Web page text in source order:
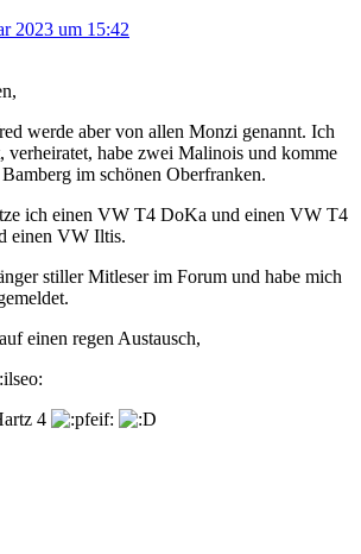
2023 um 15:42
werde aber von allen Monzi genannt. Ich
verheiratet, habe zwei Malinois und komme
im schönen Oberfranken.
ich einen VW T4 DoKa und einen VW T4
einen VW Iltis.
stiller Mitleser im Forum und habe mich
einen regen Austausch,
4